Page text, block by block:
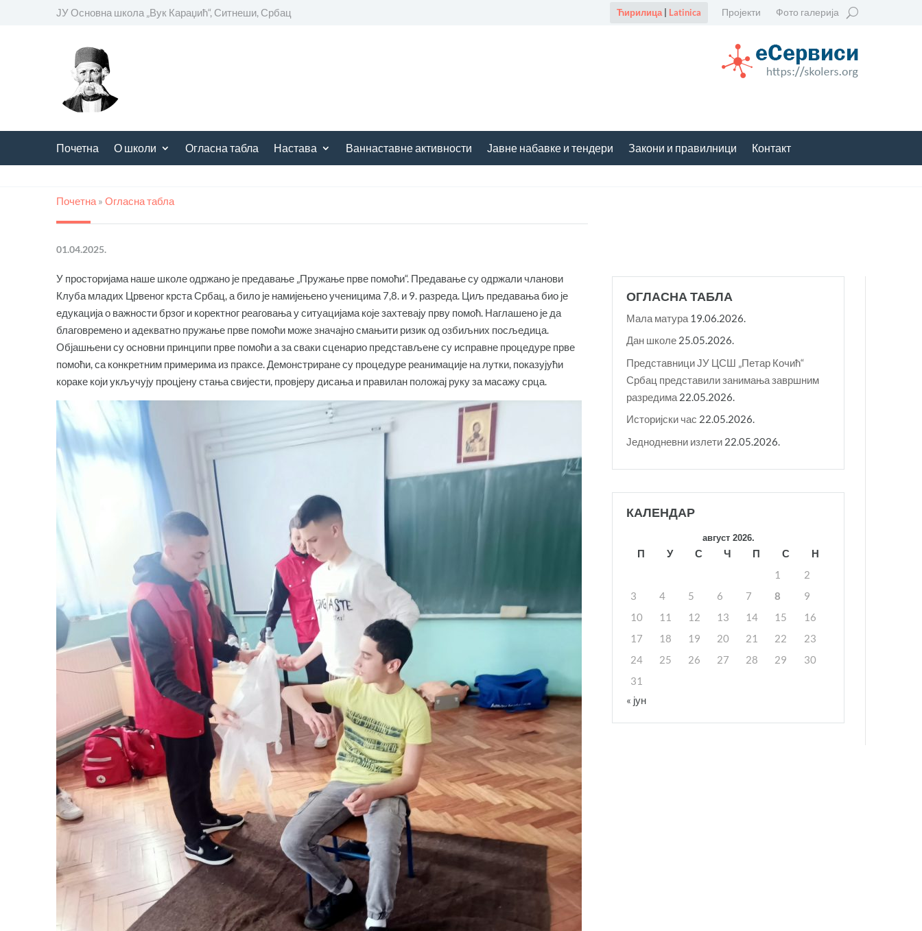
ЈУ Основна школа „Вук Караџић“, Ситнеши, Србац Пројекти Фото галерија
Ћирилица| Latinica
Почетна О школи Огласна табла Настава Ваннаставне активности Јавне набавке и тендери Закони и правилници Контакт
Почетна » Огласна табла
01.04.2025.
У просторијама наше школе одржано је предавање „Пружање прве помоћи“. Предавање су одржали чланови
Клуба младих Црвеног крста Србац, а било је намијењено ученицима 7,8. и 9. разреда. Циљ предавања био је
едукација о важности брзог и коректног реаговања у ситуацијама које захтевају прву помоћ. Наглашено је да
благовремено и адекватно пружање прве помоћи може значајно смањити ризик од озбиљних посљедица.
Објашњени су основни принципи прве помоћи а за сваки сценарио представљене су исправне процедуре прве
помоћи, са конкретним примерима из праксе. Демонстриране су процедуре реанимације на лутки, показујући
кораке који укључују процјену стања свијести, провјеру дисања и правилан положај руку за масажу срца.
ОГЛАСНА ТАБЛА
Мала матура 19.06.2026.
Дан школе 25.05.2026.
Представници ЈУ ЦСШ „Петар Кочић“
Србац представили занимања завршним
разредима 22.05.2026.
Историјски час 22.05.2026.
Једнодневни излети 22.05.2026.
КАЛЕНДАР
август 2026.
П У С Ч П С
Н
1
2
3
4 5 6 7 8
9
10
11 12 13 14 15
16
17
18 19 20 21 22
23
24
25 26 27 28 29
30
31
« јун